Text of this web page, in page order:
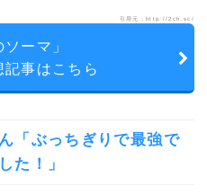
引用元：http://2ch.sc/
ソーマ」
事はこちら
「ぶっちぎりで最強で
た！」